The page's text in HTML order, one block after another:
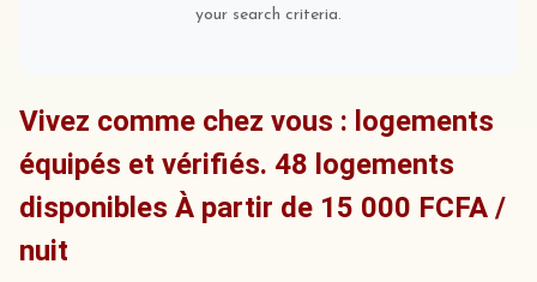
your search criteria.
Vivez comme chez vous : logements
équipés et vérifiés. 48 logements
disponibles À partir de 15 000 FCFA /
nuit